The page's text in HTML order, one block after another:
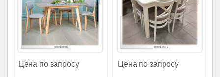
Цена по запросу Цена по запросу